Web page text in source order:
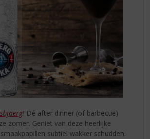
! Dé after dinner (of barbecue)
zomer. Geniet van deze heerlijke
subtiel wakker schudden.